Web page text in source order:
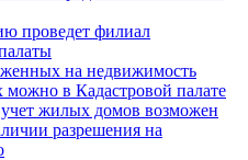
проведет филиал
на недвижимость
можно в Кадастровой палате
жилых домов возможен
разрешения на